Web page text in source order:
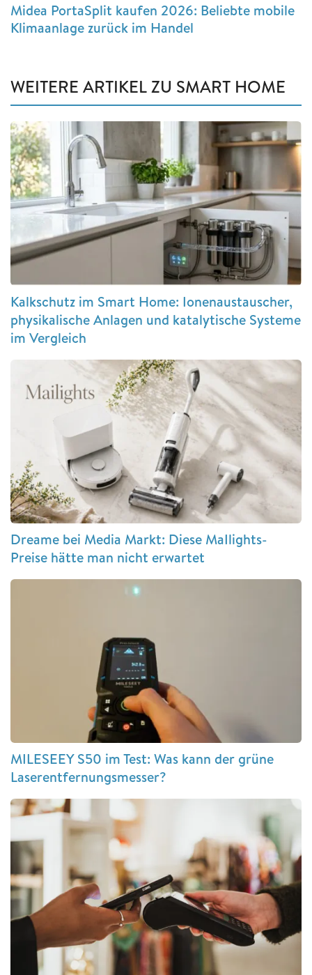
Midea PortaSplit kaufen 2026: Beliebte mobile
Klimaanlage zurück im Handel
WEITERE ARTIKEL ZU SMART HOME
Kalkschutz im Smart Home: Ionenaustauscher,
physikalische Anlagen und katalytische Systeme
im Vergleich
Dreame bei Media Markt: Diese MaIlights-
Preise hätte man nicht erwartet
MILESEEY S50 im Test: Was kann der grüne
Laserentfernungsmesser?